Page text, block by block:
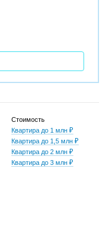
Стоимость
Квартира до 1 млн ₽
Квартира до 1,5 млн ₽
Квартира до 2 млн ₽
Квартира до 3 млн ₽